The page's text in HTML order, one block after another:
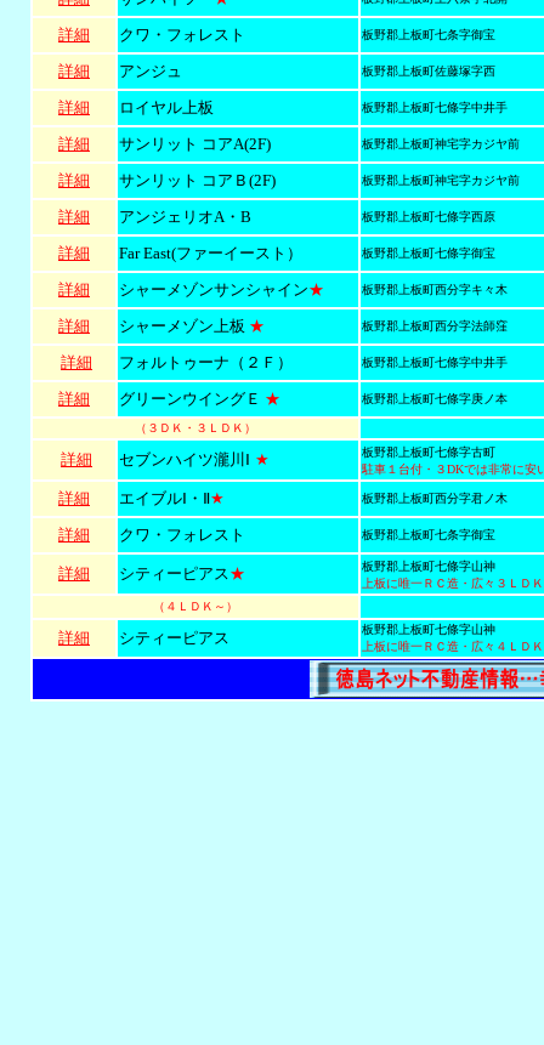
詳細 クワ・フォレスト 板野郡上板町七条字御宝
詳細 アンジュ 板野郡上板町佐藤塚字西
詳細 ロイヤル上板 板野郡上板町七條字中井手
詳細 サンリット コアA(2F) 板野郡上板町神宅字カジヤ前
詳細 サンリット コアＢ(2F) 板野郡上板町神宅字カジヤ前
詳細 アンジェリオA・B 板野郡上板町七條字西原
詳細 Far East(ファーイースト） 板野郡上板町七條字御宝
詳細 シャーメゾンサンシャイン★ 板野郡上板町西分字キ々木
詳細 シャーメゾン上板 ★ 板野郡上板町西分字法師窪
詳細 フォルトゥーナ（２Ｆ） 板野郡上板町七條字中井手
詳細 グリーンウイングＥ ★ 板野郡上板町七條字庚ノ本
（３ＤＫ・３ＬＤＫ）
詳細 セブンハイツ瀧川Ⅰ ★
板野郡上板町七條字古町
駐車１台付・３DKでは非常に安
詳細 エイブルⅠ・Ⅱ★ 板野郡上板町西分字君ノ木
詳細 クワ・フォレスト 板野郡上板町七条字御宝
詳細 シティーピアス★
板野郡上板町七條字山神
上板に唯一ＲＣ造・広々３ＬＤ
（４ＬＤＫ～）
詳細 シティーピアス
板野郡上板町七條字山神
上板に唯一ＲＣ造・広々４ＬＤ